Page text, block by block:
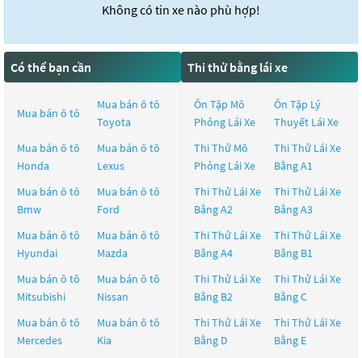
Không có tin xe nào phù hợp!
Có thể bạn cần
Mua bán ô tô
Mua bán ô tô
Toyota
Mua bán ô tô
Honda
Mua bán ô tô
Lexus
Mua bán ô tô
Bmw
Mua bán ô tô
Ford
Mua bán ô tô
Hyundai
Mua bán ô tô
Mazda
Mua bán ô tô
Mitsubishi
Mua bán ô tô
Nissan
Mua bán ô tô
Mercedes
Mua bán ô tô
Kia
Thi thử bằng lái xe
Ôn Tập Mô
Phỏng Lái Xe
Ôn Tập Lý
Thuyết Lái Xe
Thi Thử Mô
Phỏng Lái Xe
Thi Thử Lái Xe
Bằng A1
Thi Thử Lái Xe
Bằng A2
Thi Thử Lái Xe
Bằng A3
Thi Thử Lái Xe
Bằng A4
Thi Thử Lái Xe
Bằng B1
Thi Thử Lái Xe
Bằng B2
Thi Thử Lái Xe
Bằng C
Thi Thử Lái Xe
Bằng D
Thi Thử Lái Xe
Bằng E